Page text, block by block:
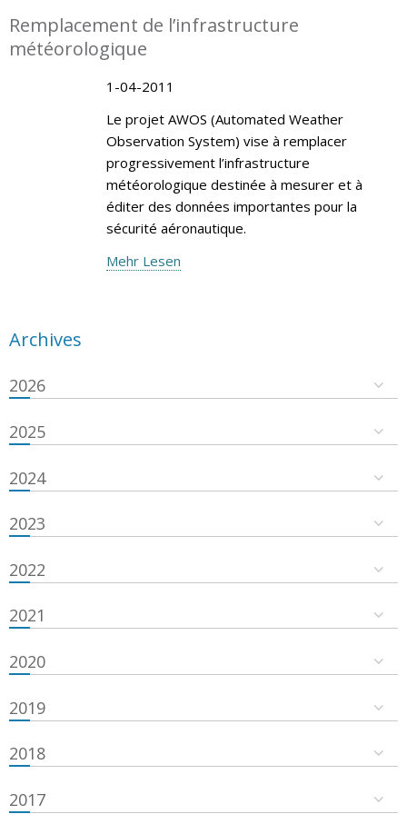
Remplacement de l’infrastructure
météorologique
1-04-2011
Le projet AWOS (Automated Weather
Observation System) vise à remplacer
progressivement l’infrastructure
météorologique destinée à mesurer et à
éditer des données importantes pour la
sécurité aéronautique.
Mehr Lesen
Archives
2026
2025
2024
2023
2022
2021
2020
2019
2018
2017